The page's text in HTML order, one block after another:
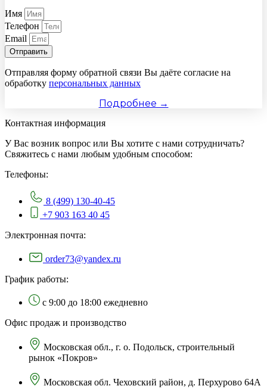
Имя
Телефон
Email
Отправить
Отправляя форму обратной связи Вы даёте согласие на
обработку персональных данных
Подробнее →
Контактная информация
У Вас возник вопрос или Вы хотите с нами сотрудничать?
Свяжитесь с нами любым удобным способом:
Телефоны:
8 (499) 130-40-45
+7 903 163 40 45
Электронная почта:
order73@yandex.ru
График работы:
с 9:00 до 18:00 ежедневно
Офис продаж и производство
Московская обл., г. о. Подольск, строительный
рынок «Покров»
Московская обл. Чеховский район, д. Перхурово 64А